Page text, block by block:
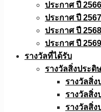
ประกาศ ปี 2566
ประกาศ ปี 2567
ประกาศ ปี 2568
ประกาศ ปี 2569
รางวัลที่ได้รับ
รางวัลสิ่งประ
รางวัลสิ่
รางวัลสิ่
รางวัลสิ่